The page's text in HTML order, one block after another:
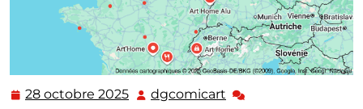
28 octobre 2025 28 dgcomicart dgcomicart